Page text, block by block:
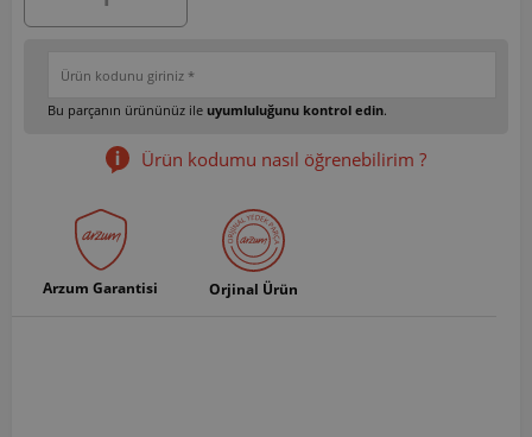
Bu parçanın ürününüz ile uyumluluğunu kontrol edin.
Ürün kodumu nasıl öğrenebilirim ?
Arzum Garantisi Orjinal Ürün